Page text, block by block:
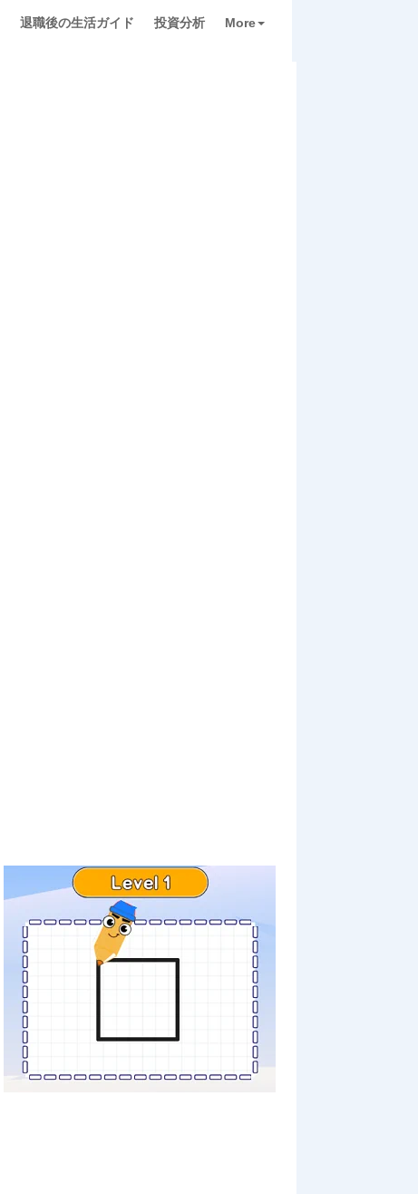
退職後の生活ガイド 投資分析 More